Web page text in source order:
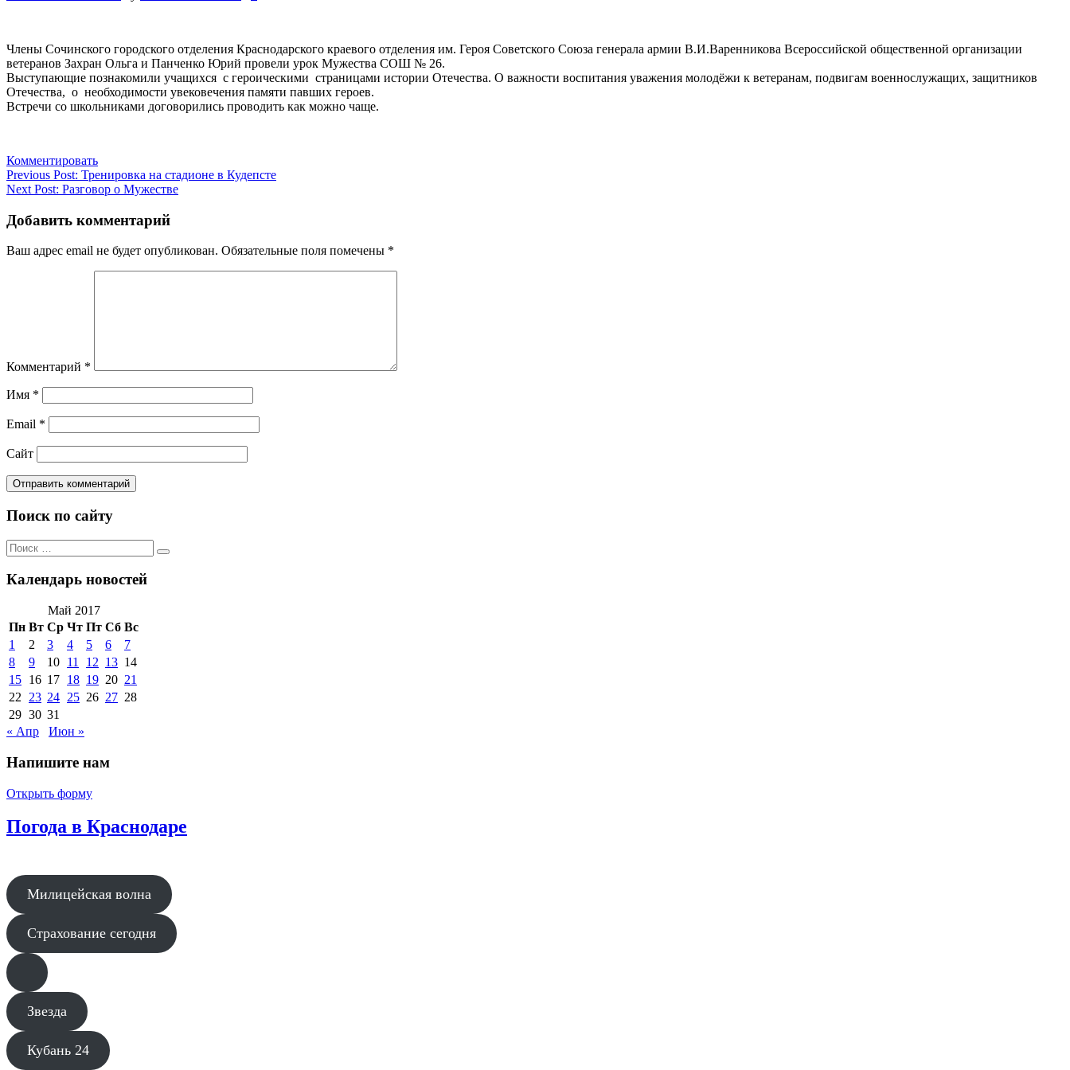
Члены Сочинского городского отделения Краснодарского краевого отделения им. Героя Советского Союза генерала армии В.И.Варенникова Всероссийской общественной организации
ветеранов Захран Ольга и Панченко Юрий провели урок Мужества СОШ № 26.
Выступающие познакомили учащихся с героическими страницами истории Отечества. О важности воспитания уважения молодёжи к ветеранам, подвигам военнослужащих, защитников
Отечества, о необходимости увековечения памяти павших героев.
Встречи со школьниками договорились проводить как можно чаще.
Комментировать
Навигация
по
записям
Previous Post: Тренировка на стадионе в Кудепсте
Next Post: Разговор о Мужестве
Добавить комментарий
Ваш адрес email не будет опубликован. Обязательные поля помечены *
Комментарий *
Имя *
Email *
Сайт
Поиск по сайту
Поиск
по:
Поиск
Календарь новостей
Май 2017
Пн Вт Ср Чт Пт Сб Вс
1
2 3 4 5 6
7
8
9 10 11 12 13 14
15 16 17 18 19 20 21
22
23 24 25 26 27 28
29 30 31
« Апр
Июн »
Напишите нам
Открыть форму
Погода в Краснодаре
Милицейская волна
Страхование сегодня
Звезда
Кубань 24